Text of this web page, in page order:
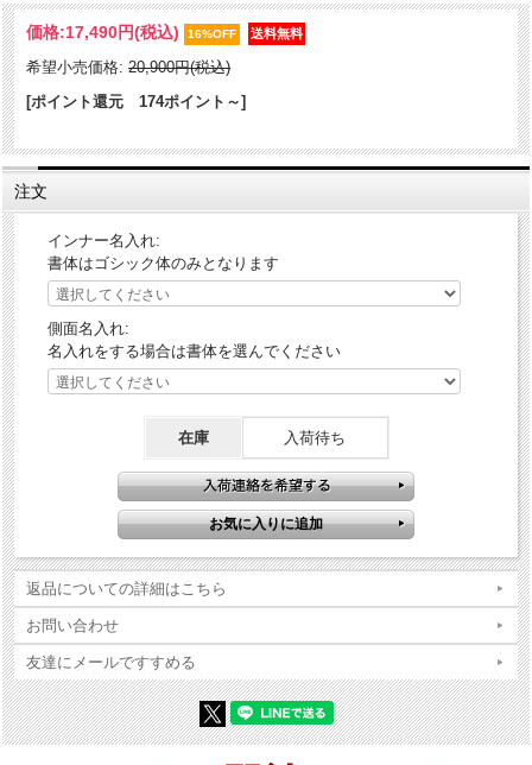
1935年当時のZIPPOライターの特徴であるスクエア型・専用インサイ
ドユニット・3バレル外ヒンジ・フリントホイール部中空リベットなど
を忠実に再現した1935レプリカ。エッチングしシェルをインレイ加工
（嵌め込み）したラグジュアリー感溢れるデザインのZIPPOです。天
然貝は天然素材の為、同じ模様が１つとして存在しません。ZIPPO毎
ケース形状：1935レプリカ・ケース
加工表面処理：シェルインレイ｜エッチング｜ネオブラックコーティ
ング
価格:17,490円(税込) 16%OFF
希望小売価格: 20,900円(税込)
[ポイント還元 174ポイント～]
注文
インナー名入れ:
書体はゴシック体のみとなります
側面名入れ:
名入れをする場合は書体を選んでください
在庫 入荷待ち
返品についての詳細はこちら
お問い合わせ
友達にメールですすめる